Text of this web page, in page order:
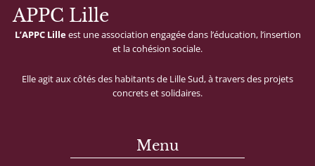
APPC Lille
L’APPC Lilleest uneassociation engagéedans l’éducation, l’insertion
et lacohésion sociale.
Elleagitauxcôtésdes habitantsde LilleSud,àtraversdes projets
concretsetsolidaires.
Menu